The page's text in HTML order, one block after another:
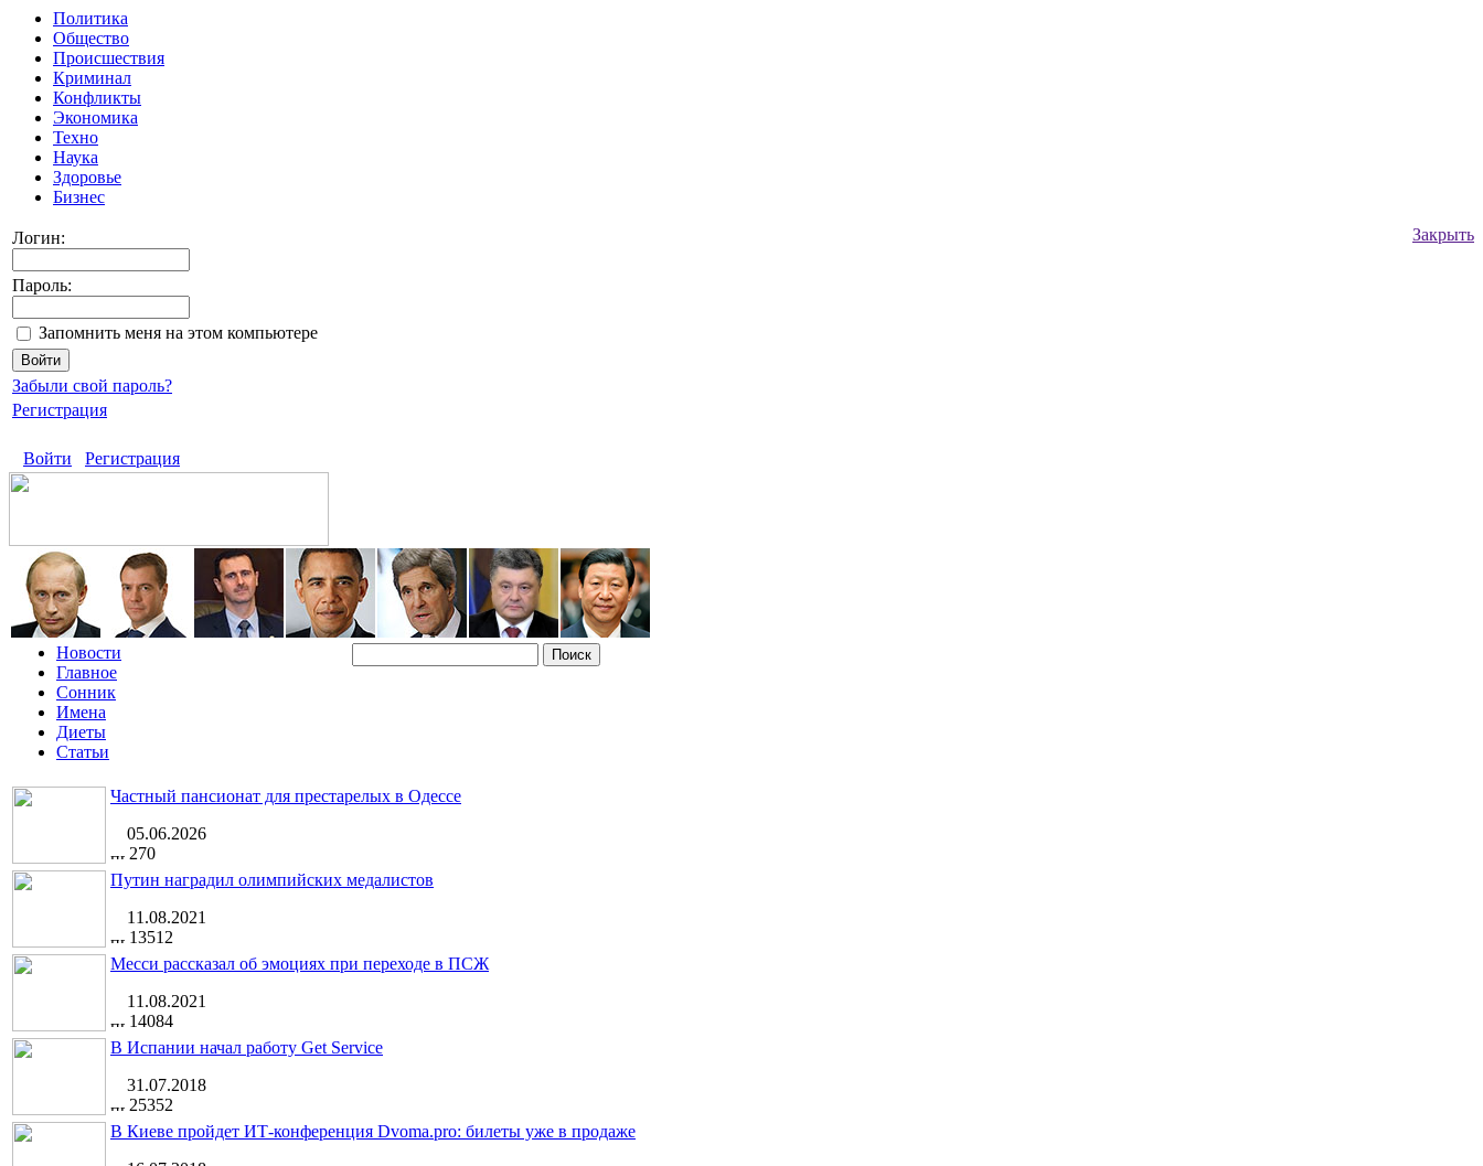
Политика
Общество
Происшествия
Криминал
Конфликты
Экономика
Техно
Наука
Здоровье
Бизнес
Закрыть
Логин:
Пароль:
Запомнить меня на этом компьютере
Забыли свой пароль?
Регистрация
Войти Регистрация
Новости
Главное
Сонник
Имена
Диеты
Статьи
Частный пансионат для престарелых в Одессе
05.06.2026
270
Путин наградил олимпийских медалистов
11.08.2021
13512
Месси рассказал об эмоциях при переходе в ПСЖ
11.08.2021
14084
В Испании начал работу Get Service
31.07.2018
25352
В Киеве пройдет ИТ-конференция Dvoma.pro: билеты уже в продаже